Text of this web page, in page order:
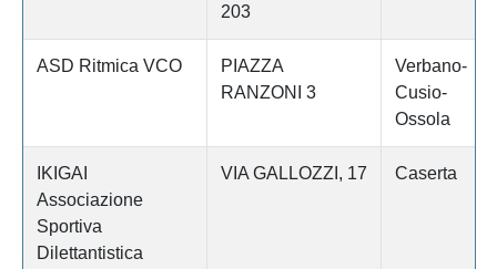
203
ASD Ritmica VCO
PIAZZA
RANZONI 3
Verbano-
Cusio-
Ossola
IKIGAI
Associazione
Sportiva
Dilettantistica
VIA GALLOZZI, 17 Caserta